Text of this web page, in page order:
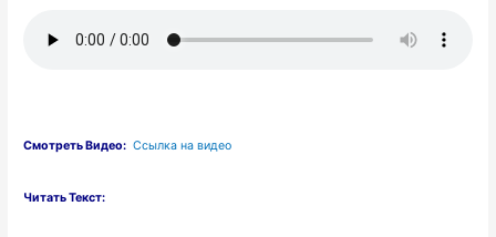
Смотреть Видео:Ссылка на видео
Читать Текст: